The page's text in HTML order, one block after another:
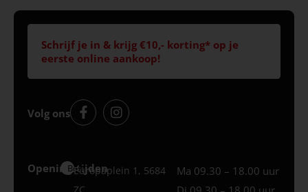
Schrijf je in & krijg €10,- korting* op je
eerste online aankoop!
Volg ons
Openingstijden
Best
Europaplein 1, 5684
Ma 09.30 – 18.00 uur